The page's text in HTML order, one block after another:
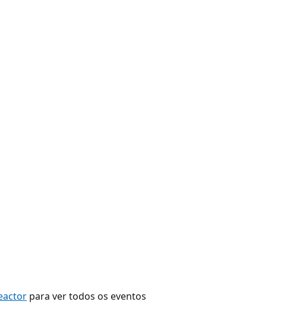
para ver todos os eventos